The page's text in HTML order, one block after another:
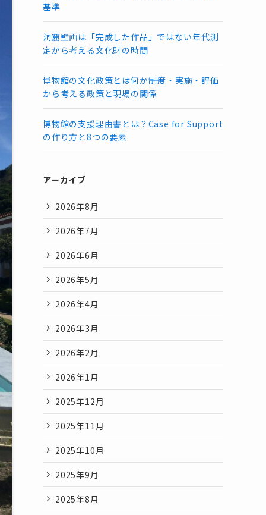
基準
洞窟壁画は「完成した作品」ではない――年代測
定から考える文化財の時間
博物館の文化政策とは何か――制度・実施・評価
から考える政策と現場の関係
博物館の支援理由書とは？Case for Support
の作り方と8つの要素
アーカイブ
2026年8月
2026年7月
2026年6月
2026年5月
2026年4月
2026年3月
2026年2月
2026年1月
2025年12月
2025年11月
2025年10月
2025年9月
2025年8月